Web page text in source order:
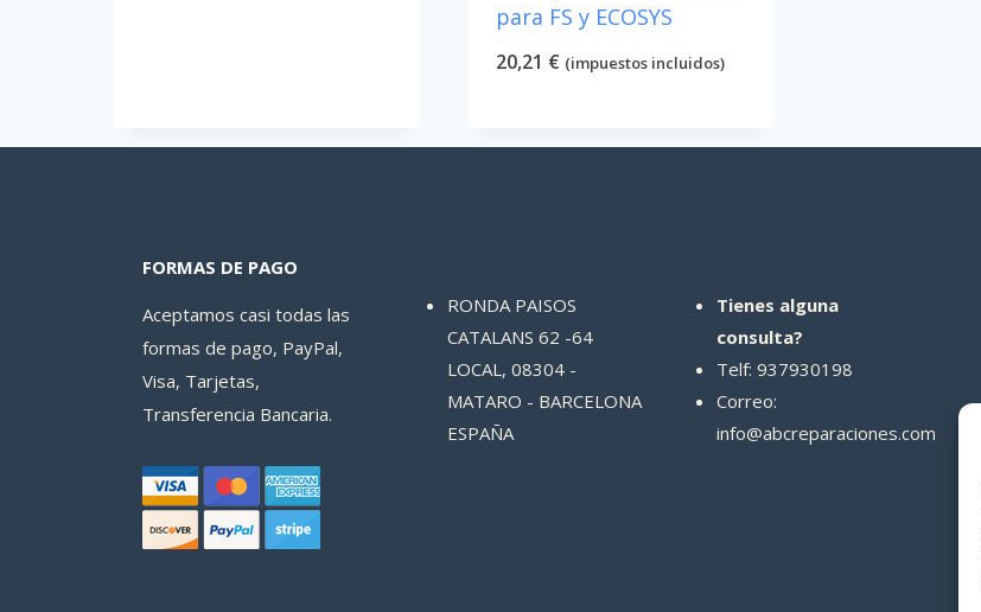
para FS y ECOSYS
20,21 € (impuestos incluidos)
FORMAS DE PAGO
Aceptamos casi todas las
formas de pago, PayPal,
Visa, Tarjetas,
Transferencia Bancaria.
RONDA PAISOS
CATALANS 62 -64
LOCAL, 08304 -
MATARO - BARCELONA
ESPAÑA
Tienes alguna
consulta?
Telf: 937930198
Correo:
info@abcreparaciones.com